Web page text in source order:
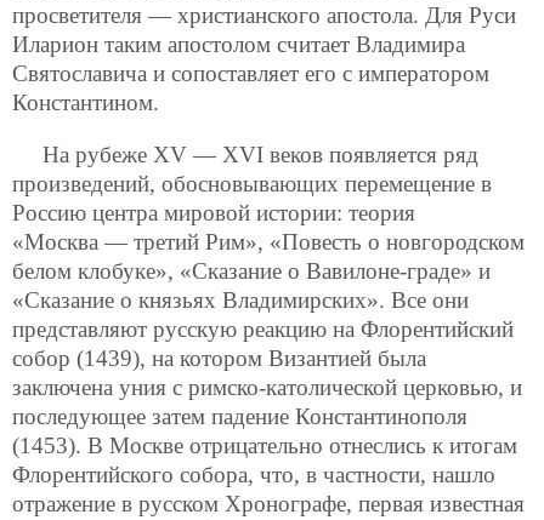
просветителя — христианского апостола. Для Руси
Иларион таким апостолом считает Владимира
Святославича и сопоставляет его с императором
Константином.
На рубеже XV — XVI веков появляется ряд
произведений, обосновывающих перемещение в
Россию центра мировой истории: теория
«Москва — третий Рим», «Повесть о новгородском
белом клобуке», «Сказание о Вавилоне-граде» и
«Сказание о князьях Владимирских». Все они
представляют русскую реакцию на Флорентийский
собор (1439), на котором Византией была
заключена уния с римско-католической церковью, и
последующее затем падение Константинополя
(1453). В Москве отрицательно отнеслись к итогам
Флорентийского собора, что, в частности, нашло
отражение в русском Хронографе, первая известная